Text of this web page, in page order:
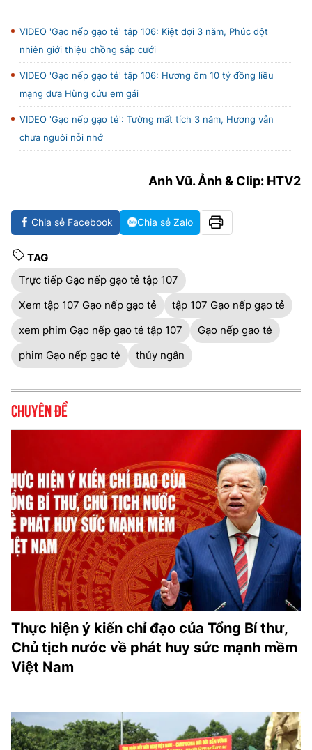
VIDEO 'Gạo nếp gạo tẻ' tập 106: Kiệt đợi 3 năm, Phúc đột
nhiên giới thiệu chồng sắp cưới
VIDEO 'Gạo nếp gạo tẻ' tập 106: Hương ôm 10 tỷ đồng liều
mạng đưa Hùng cứu em gái
VIDEO 'Gạo nếp gạo tẻ': Tường mất tích 3 năm, Hương vẫn
chưa nguôi nỗi nhớ
Anh Vũ. Ảnh & Clip: HTV2
Chia sẻ Facebook Chia sẻ Zalo
TAG
Trực tiếp Gạo nếp gạo tẻ tập 107
Xem tập 107 Gạo nếp gạo tẻ
tập 107 Gạo nếp gạo tẻ
xem phim Gạo nếp gạo tẻ tập 107
Gạo nếp gạo tẻ
phim Gạo nếp gạo tẻ
thúy ngân
Chuyên đề
Thực hiện ý kiến chỉ đạo của Tổng Bí thư,
Chủ tịch nước về phát huy sức mạnh mềm
Việt Nam